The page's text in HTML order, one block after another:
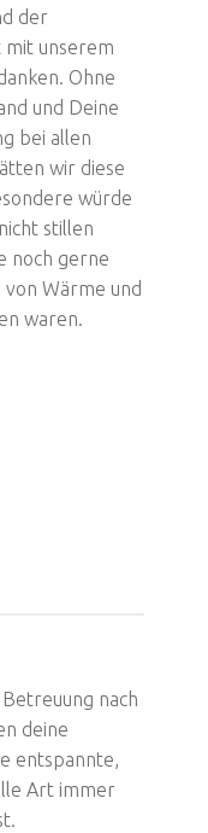
der
mit unserem
Ohne
und Deine
bei allen
wir diese
würde
stillen
noch gerne
Wärme und
waren.
nach
deine
entspannte,
Art immer